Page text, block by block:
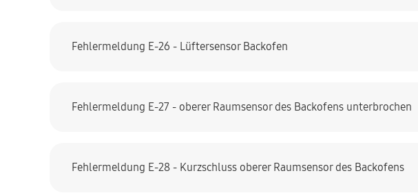
Fehlermeldung E-26 - Lüftersensor Backofen
Fehlermeldung E-27 - oberer Raumsensor des Backofens unterbrochen
Fehlermeldung E-28 - Kurzschluss oberer Raumsensor des Backofens